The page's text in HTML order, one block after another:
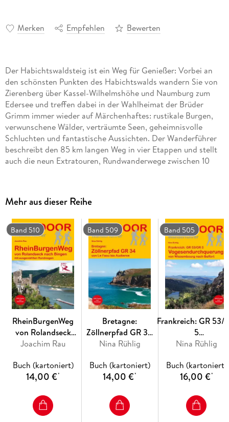
Merken Empfehlen Bewerten
Der Habichtswaldsteig ist ein Weg für Genießer: Vorbei an
den schönsten Punkten des Habichtswalds wandern Sie von
Zierenberg über Kassel-Wilhelmshöhe und Naumburg zum
Edersee und treffen dabei in der Wahlheimat der Brüder
Grimm immer wieder auf Märchenhaftes: rustikale Burgen,
verwunschene Wälder, verträumte Seen, geheimnisvolle
Schluchten und fantastische Aussichten. Der Wanderführer
beschreibt den 85 km langen Weg in vier Etappen und stellt
auch die neun Extratouren, Rundwanderwege zwischen 10
Besonderheiten am Wegesrand.
Inhaltsverzeichnis
Einleitung, Der Habichtswald, Reise-Infos von A-Z,
Wegbeschreibung in 4 Etappen, 9 Exratouren.
Mehr aus dieser Reihe
Band 510
RheinBurgenWeg
von Rolandseck
nach Bingen
Joachim Rau
Buch (kartoniert)
14,00 €*
Band 509
Bretagne:
Zöllnerpfad GR 34
von Le Faou bis
Nina Rühlig
Buch (kartoniert)
14,00 €*
Band 505
Frankreich: GR 53/
5
nach Belfort
Nina Rühlig
Buch (kartoniert)
16,00 €*